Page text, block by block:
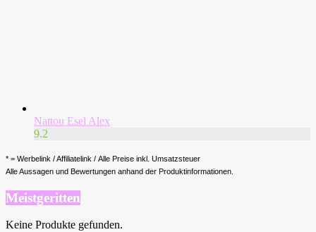
Nattou Esel Alex
9.2
* = Werbelink / Affiliatelink / Alle Preise inkl. Umsatzsteuer
Alle Aussagen und Bewertungen anhand der Produktinformationen.
Meistgeritten
Keine Produkte gefunden.